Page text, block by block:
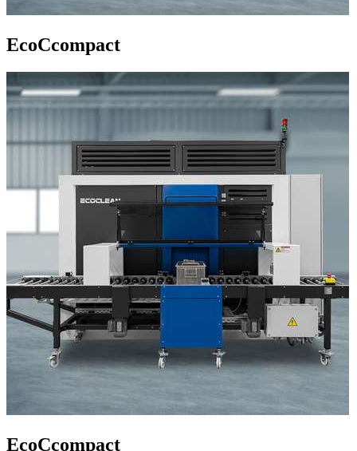
EcoCcompact
EcoCcompact